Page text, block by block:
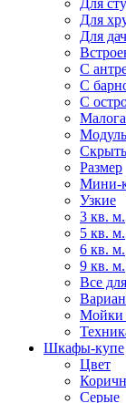
Для
Для
Для
С
С
С
Размер
Мини-
Узкие
3 кв. м.
5 кв. м.
6 кв. м.
9 кв. м.
Все
Мойки
Шкафы-купе
Цвет
Серые